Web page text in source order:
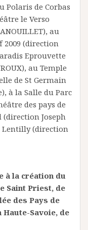
Polaris de Corbas
le Verso
au
2009 (direction
Eprouvette
au Temple
de St Germain
à la Salle du Parc
des pays de
(direction Joseph
Lentilly (direction
à la création du
Saint Priest, de
des Pays de
Haute-Savoie, de